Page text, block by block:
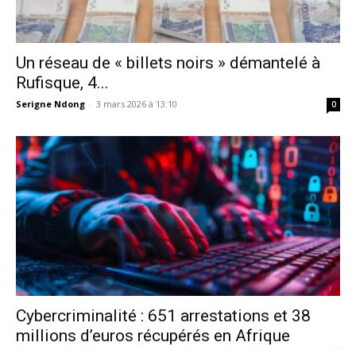
Un réseau de « billets noirs » démantelé à
Rufisque, 4...
Serigne Ndong - 3 mars 2026 à 13:10 0
Cybercriminalité : 651 arrestations et 38
millions d’euros récupérés en Afrique